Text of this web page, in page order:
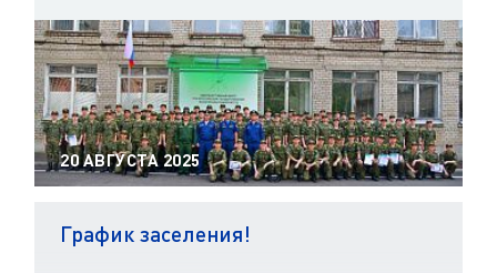
20 АВГУСТА 2025
График заселения!